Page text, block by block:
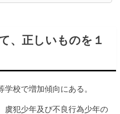
、正しいものを１
校で増加傾向にある。
虞犯少年及び不良行為少年の